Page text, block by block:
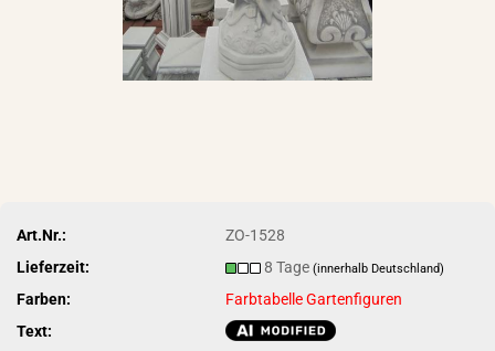
Art.Nr.:
ZO-1528
Lieferzeit:
8 Tage(innerhalb Deutschland)
Farben:
Farbtabelle Gartenfiguren
Text: